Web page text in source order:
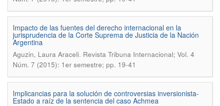
Impacto de las fuentes del derecho internacional en la
jurisprudencia de la Corte Suprema de Justicia de la Nación
Argentina
Aguzin, Laura Araceli. Revista Tribuna Internacional; Vol. 4
Núm. 7 (2015): 1er semestre; pp. 19-41
Implicancias para la solución de controversias inversionista-
Estado a raíz de la sentencia del caso Achmea